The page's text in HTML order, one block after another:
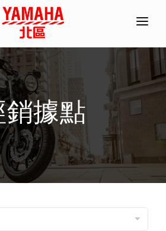
銷據點